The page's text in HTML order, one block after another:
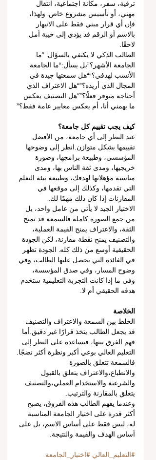
ترقية، سفر، مكانة اجتماعية، انتقال
مهني، أو تأسيس مشروع خاص. ولهذا،
فإن أي قرار مبني فقط على الانبهار
بالاسم أو الرقم قد يؤدي إلى خيبة أمل
لاحقًا.
الطالب الذكي لا يكتفي بالسؤال: “ما
الجامعة الأشهر؟”بل يسأل:“ما الجامعة
الأنسب لهدفي؟”“هل سمعتها جيدة في
المجال الذي أريده؟”“هل الاعتراف الذي
أحتاجه متوفر فعلًا؟”“هل التصنيف يعكس
ما يهمني أنا، أم يعكس معايير عامة فقط؟”
كيف يجب تقييم كل جامعة؟
عند النظر إلى أي جامعة، من الأفضل
تقييمها بشكل متوازن.انظر إلى وضوحها
المؤسسي، وطبيعة برامجها، وصورة
خريجيها، ومدى ثقة الناس بها، ومدى
مناسبة مؤهلاتها لهدفك، وطبيعة بيئة التعلم
التي تقدمها، وكذلك إلى موقعها في
المقارنات إذا كان ذلك مهمًا لك.
الاختيار الجيد لا يأتي من عامل واحد، بل
من جمع الصورة كاملة.فالسمعة قد تمنح
الثقة، والاعتراف يمنح القيمة العملية،
والتصنيف يمنح نقطة مقارنة، لكن الجودة
الحقيقية أوسع من ذلك كله. الجودة تظهر
في الفائدة التي يحصل عليها الطالب، وفي
وضوح المسار، وفي صدق المؤسسة،
وفي ما إذا كانت التجربة التعليمية ستخدم
هدفه الحقيقي أم لا.
الخلاصة
الخلط بين السمعة والاعتراف والتصنيف
قد يجعل الطالب يتخذ قرارًا غير دقيق.أما
فهم الفرق بينها، فيساعده على النظر إلى
التعليم العالي بوعي أكبر ونظرة أكثر نضجًا.
فالسمعة تتعلق بالصورة
والانطباع،والاعتراف يتعلق بالقبول
والشرعية والاستخدام العملي،والتصنيف
يتعلق بالمقارنة والترتيب.
وعندما يفهم الطالب هذه الفروق، يصبح
أكثر قدرة على اختيار الجامعة المناسبة
له، ليس فقط على أساس الاسم، بل على
أساس الهدف والقيمة والنتيجة.
#التعليم_العالي #اختيار_الجامعة